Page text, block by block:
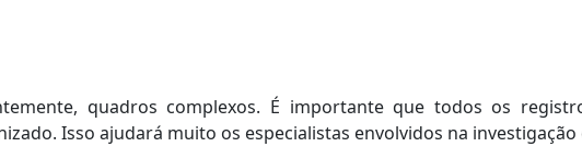
quadros complexos. É importante que todos os
Isso ajudará muito os especialistas envolvidos na investigação